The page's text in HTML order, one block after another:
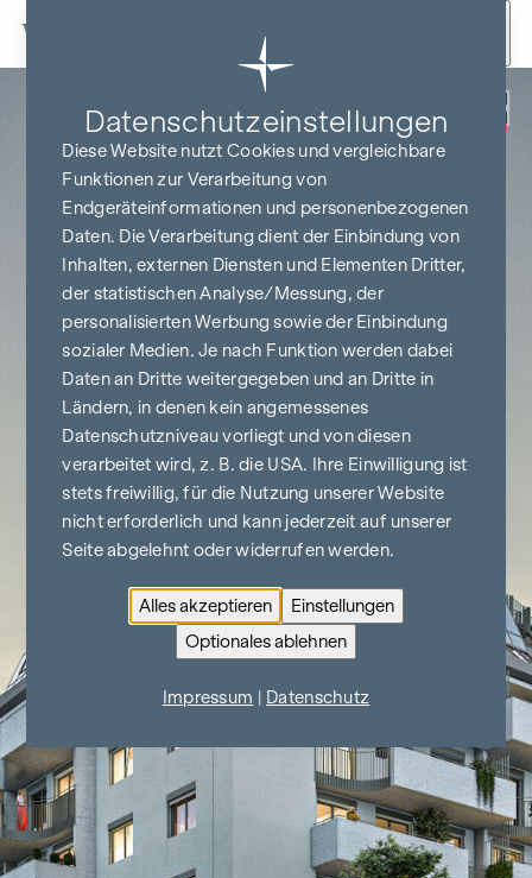
Zum Inhalt springen
PROVISIONSFREI
BIS BAUBEGINN
Datenschutz­einstellungen
Diese Website nutzt Cookies und vergleichbare
Funktionen zur Verarbeitung von
Endgeräteinformationen und personenbezogenen
Daten. Die Verarbeitung dient der Einbindung von
Inhalten, externen Diensten und Elementen Dritter,
der statistischen Analyse/Messung, der
personalisierten Werbung sowie der Einbindung
sozialer Medien. Je nach Funktion werden dabei
Daten an Dritte weitergegeben und an Dritte in
Ländern, in denen kein angemessenes
Datenschutzniveau vorliegt und von diesen
verarbeitet wird, z. B. die USA. Ihre Einwilligung ist
stets freiwillig, für die Nutzung unserer Website
nicht erforderlich und kann jederzeit auf unserer
Seite abgelehnt oder widerrufen werden.
Alles akzeptieren
Einstellungen
Optionales ablehnen
Impressum Datenschutz